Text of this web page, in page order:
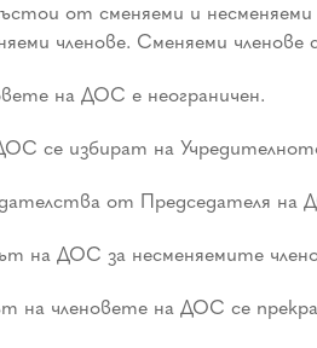
от сменяеми и
членове. Сменяеми
на ДОС е неограничен.
се избират на
от Председателя на
на ДОС за несменяемите
на членовете на ДОС се